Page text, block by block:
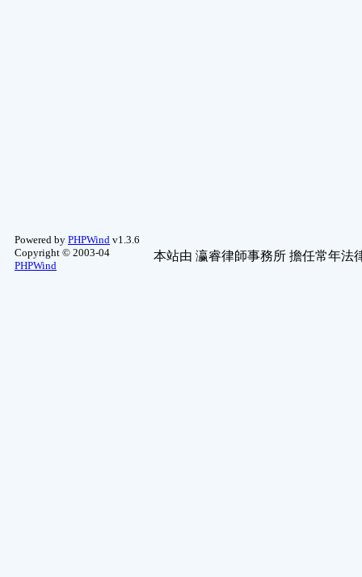
Powered by PHPWind v1.3.6
Copyright © 2003-04
PHPWind
本站由 瀛睿律師事務所 擔任常年法